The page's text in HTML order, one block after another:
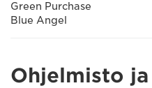
Green Purchase
Blue Angel
Ohjelmisto